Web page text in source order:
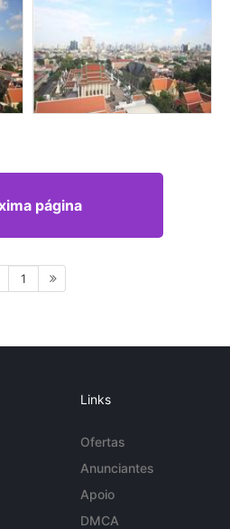
página
1
Links
Ofertas
Anunciantes
Apoio
DMCA